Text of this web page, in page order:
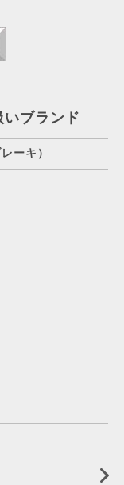
ブランド
ーキ）